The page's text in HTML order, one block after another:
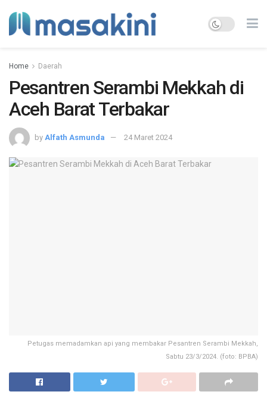
Home Daerah
Pesantren Serambi Mekkah di
Aceh Barat Terbakar
by Alfath Asmunda 24 Maret 2024
Petugas memadamkan api yang membakar Pesantren Serambi Mekkah,
Sabtu 23/3/2024. (foto: BPBA)